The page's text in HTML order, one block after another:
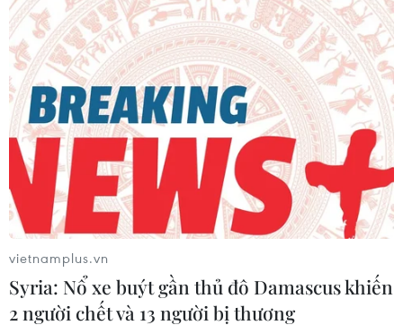
vietnamplus.vn
Syria: Nổ xe buýt gần thủ đô Damascus khiến
2 người chết và 13 người bị thương